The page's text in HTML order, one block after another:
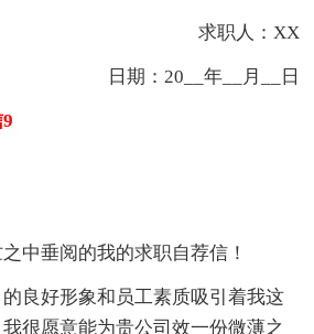
求职人：XX
日期：20__年__月__日
垂阅的我的求职自荐信！
好形象和员工素质吸引着我这
很愿意能为贵公司效一份微薄之